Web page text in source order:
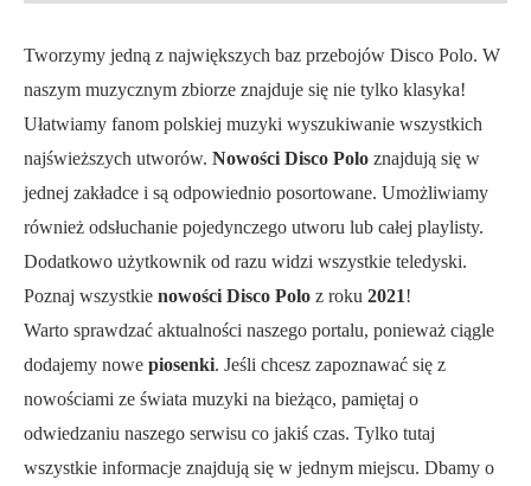
Tworzymy jedną z największych baz przebojów Disco Polo. W
naszym muzycznym zbiorze znajduje się nie tylko klasyka!
Ułatwiamy fanom polskiej muzyki wyszukiwanie wszystkich
najświeższych utworów. Nowości Disco Polo znajdują się w
jednej zakładce i są odpowiednio posortowane. Umożliwiamy
również odsłuchanie pojedynczego utworu lub całej playlisty.
Dodatkowo użytkownik od razu widzi wszystkie teledyski.
Poznaj wszystkie nowości Disco Polo z roku 2021!
Warto sprawdzać aktualności naszego portalu, ponieważ ciągle
dodajemy nowe piosenki. Jeśli chcesz zapoznawać się z
nowościami ze świata muzyki na bieżąco, pamiętaj o
odwiedzaniu naszego serwisu co jakiś czas. Tylko tutaj
wszystkie informacje znajdują się w jednym miejscu. Dbamy o